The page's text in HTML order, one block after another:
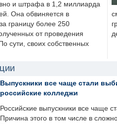
и штрафа в 1,2 миллиарда
Она обвиняется в
границу более 250
от проведения
сути, своих собственных
Выпускники все чаще стали
российские колледжи
Российские выпускники все чаще
Причина этого в том числе в